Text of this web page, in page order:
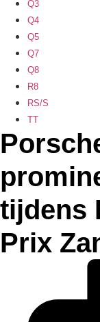
Q3
Q4
Q5
Q7
Q8
R8
RS/S
TT
tijdens
Prix